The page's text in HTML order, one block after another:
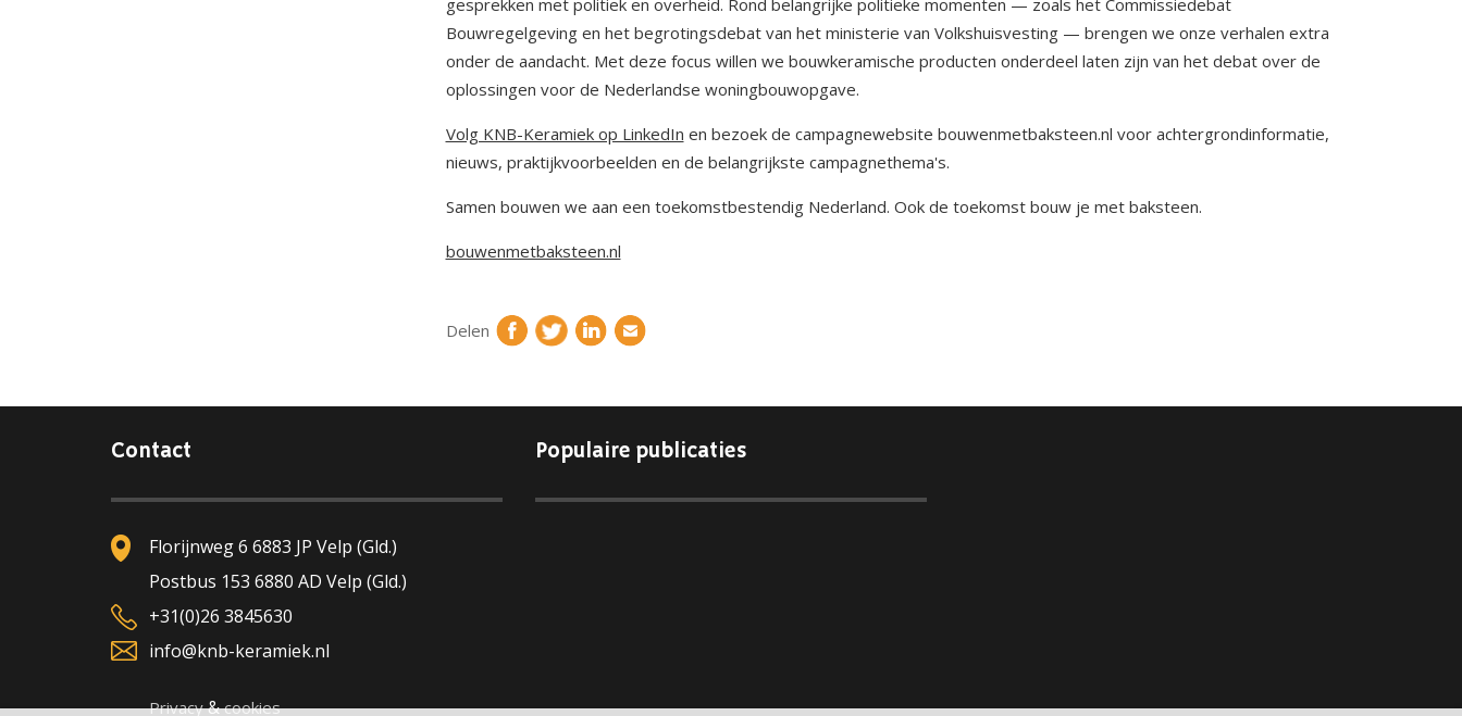
gesprekken met politiek en overheid. Rond belangrijke politieke momenten — zoals het Commissiedebat
Bouwregelgeving en het begrotingsdebat van het ministerie van Volkshuisvesting — brengen we onze verhalen extra
onder de aandacht. Met deze focus willen we bouwkeramische producten onderdeel laten zijn van het debat over de
oplossingen voor de Nederlandse woningbouwopgave.
Volg KNB-Keramiek op LinkedIn en bezoek de campagnewebsite bouwenmetbaksteen.nl voor achtergrondinformatie,
nieuws, praktijkvoorbeelden en de belangrijkste campagnethema's.
Samen bouwen we aan een toekomstbestendig Nederland. Ook de toekomst bouw je met baksteen.
bouwenmetbaksteen.nl
Delen
Contact
Florijnweg 6 6883 JP Velp (Gld.)
Postbus 153 6880 AD Velp (Gld.)
+31(0)26 3845630
info@knb-keramiek.nl
Privacy&cookies
Populaire publicaties